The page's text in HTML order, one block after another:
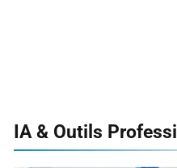
IA & Outils